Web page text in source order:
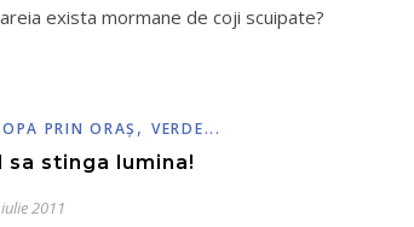
exista mormane de coji scuipate?
PRIN ORAŞ , VERDE...
sa stinga lumina!
2011